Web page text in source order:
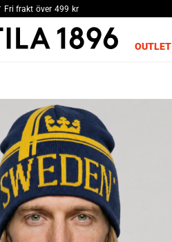
Fri frakt över 499 kr
OUTLET